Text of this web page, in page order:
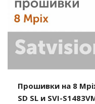
Прошивки на 8
SD SL и SVI-